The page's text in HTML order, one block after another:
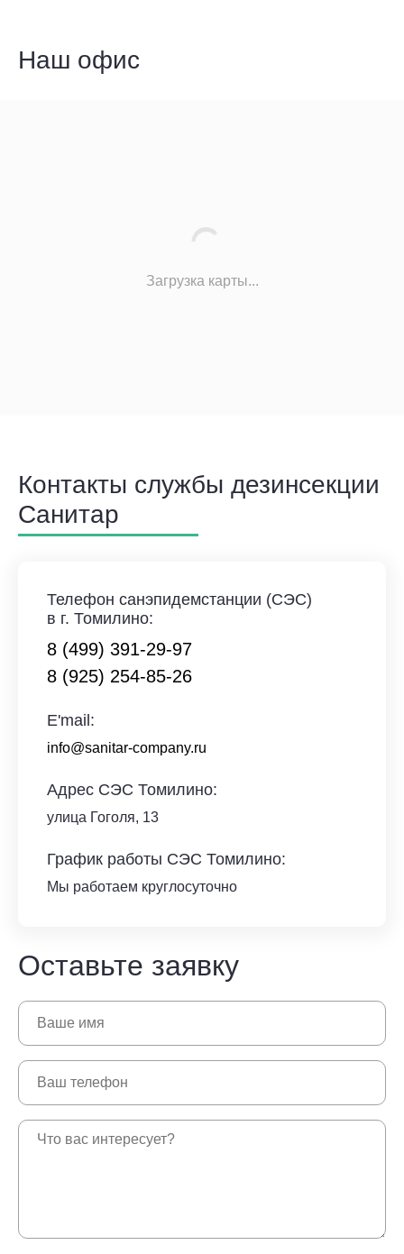
Наш офис
Загрузка карты...
Контакты службы дезинсекции
Санитар
Телефон санэпидемстанции (СЭС)
в г. Томилино:
8 (499) 391-29-97
8 (925) 254-85-26
E'mail:
info@sanitar-company.ru
Адрес СЭС Томилино:
улица Гоголя, 13
График работы СЭС Томилино:
Мы работаем круглосуточно
Оставьте заявку